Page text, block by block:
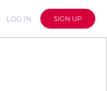
LOG IN SIGN UP